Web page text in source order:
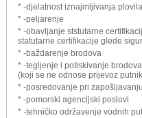
* -djelatnost iznajmljivanja plovila
* -peljarenje
* -obavljanje ststutarne
statutarne certifikacije glede
* -baždarenje brodova
* -tegljenje i potiskivanje
(koji se ne odnose prijevoz
* -posredovanje pri
* -pomorski agencijski poslovi
* -tehničko održavenje vodnih